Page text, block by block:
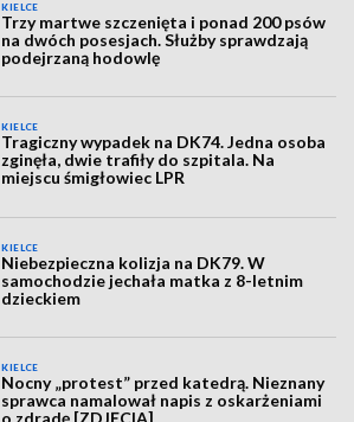
KIELCE
Trzy martwe szczenięta i ponad 200 psów
na dwóch posesjach. Służby sprawdzają
podejrzaną hodowlę
KIELCE
Tragiczny wypadek na DK74. Jedna osoba
zginęła, dwie trafiły do szpitala. Na
miejscu śmigłowiec LPR
KIELCE
Niebezpieczna kolizja na DK79. W
samochodzie jechała matka z 8-letnim
dzieckiem
KIELCE
Nocny „protest” przed katedrą. Nieznany
sprawca namalował napis z oskarżeniami